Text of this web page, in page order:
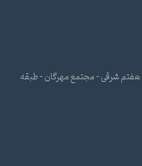
هفتم شرقی - مجتمع مهرگان - طبقه